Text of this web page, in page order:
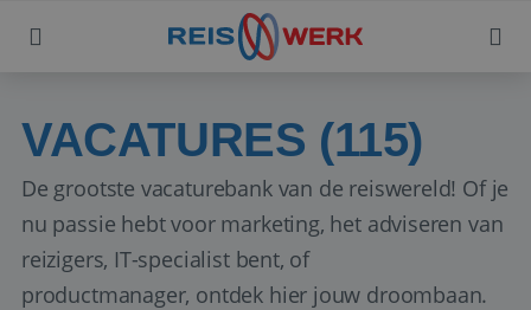
VACATURES (115)
De grootste vacaturebank van de reiswereld! Of je
nu passie hebt voor marketing, het adviseren van
reizigers, IT-specialist bent, of
productmanager, ontdek hier jouw droombaan.